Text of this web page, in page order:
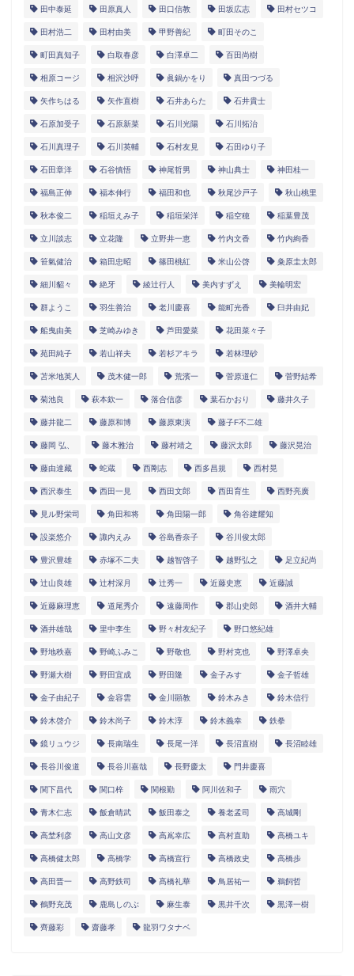
田中泰延 田原真人 田口信教 田坂広志 田村セツコ
田村浩二 田村由美 甲野善紀 町田そのこ
町田真知子 白取春彦 白澤卓二 百田尚樹
相原コージ 相沢沙呼 眞鍋かをり 真田つづる
矢作ちはる 矢作直樹 石井あらた 石井貴士
石原加受子 石原新菜 石川光陽 石川拓治
石川真理子 石川英輔 石村友見 石田ゆり子
石田章洋 石谷慎悟 神尾哲男 神山典士 神田桂一
福島正伸 福本伸行 福田和也 秋尾沙戸子 秋山桃里
秋本俊二 稲垣えみ子 稲垣栄洋 稲空穂 稲葉豊茂
立川談志 立花隆 立野井一恵 竹内文香 竹内絢香
笹氣健治 箱田忠昭 篠田桃紅 米山公啓 粂原圭太郎
細川貂々 絶牙 綾辻行人 美内すずえ 美輪明宏
群ようこ 羽生善治 老川慶喜 能町光香 臼井由妃
船曳由美 芝崎みゆき 芦田愛菜 花田菜々子
苑田純子 若山祥夫 若杉アキラ 若林理砂
苫米地英人 茂木健一郎 荒濱一 菅原道仁 菅野結希
菊池良 萩本欽一 落合信彦 葉石かおり 藤井久子
藤井龍二 藤原和博 藤原東演 藤子F不二雄
藤岡 弘、 藤木雅治 藤村靖之 藤沢太郎 藤沢晃治
藤由達藏 蛇蔵 西剛志 西多昌規 西村晃
西沢泰生 西田一見 西田文郎 西田育生 西野亮廣
見ル野栄司 角田和将 角田陽一郎 角谷建耀知
設楽悠介 諏内えみ 谷島香奈子 谷川俊太郎
豊沢豊雄 赤塚不二夫 越智啓子 越野弘之 足立紀尚
辻山良雄 辻村深月 辻秀一 近藤史恵 近藤誠
近藤麻理恵 道尾秀介 遠藤周作 郡山史郎 酒井大輔
酒井雄哉 里中李生 野々村友紀子 野口悠紀雄
野地秩嘉 野崎ふみこ 野敬也 野村克也 野澤卓央
野瀬大樹 野田宜成 野田隆 金子みすゞ 金子哲雄
金子由紀子 金容雲 金川顕教 鈴木みき 鈴木信行
鈴木啓介 鈴木尚子 鈴木淳 鈴木義幸 鉄拳
鏡リュウジ 長南瑞生 長尾一洋 長沼直樹 長沼睦雄
長谷川俊道 長谷川嘉哉 長野慶太 門井慶喜
関下昌代 関口梓 関根勤 阿川佐和子 雨穴
青木仁志 飯倉晴武 飯田泰之 養老孟司 高城剛
高埜利彦 高山文彦 高嶌幸広 高村直助 高橋ユキ
高橋健太郎 高橋学 高橋宣行 高橋政史 高橋歩
高田晋一 高野鉄司 髙橋礼華 鳥居祐一 鵜飼哲
鶴野充茂 鹿島しのぶ 麻生泰 黒井千次 黒澤一樹
齊藤彩 齋藤孝 龍羽ワタナベ